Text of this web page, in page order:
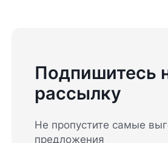
Подпишитесь
рассылку
Не пропустите самые
предложения